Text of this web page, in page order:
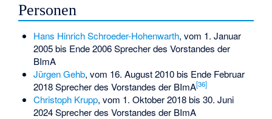
Personen
Hans Hinrich Schroeder-Hohenwarth, vom 1. Januar
2005 bis Ende 2006 Sprecher des Vorstandes der
BImA
Jürgen Gehb, vom 16. August 2010 bis Ende Februar
2018 Sprecher des Vorstandes der BImA[36]
Christoph Krupp, vom 1. Oktober 2018 bis 30. Juni
2024 Sprecher des Vorstandes der BImA